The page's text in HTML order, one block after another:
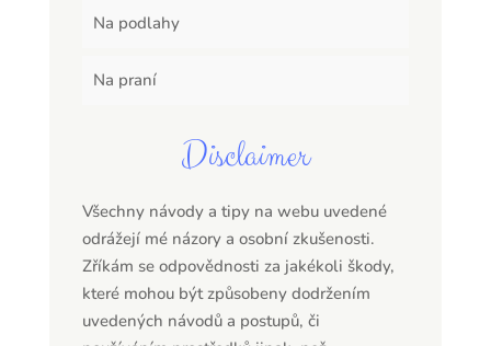
Na podlahy
Na praní
Disclaimer
Všechny návody a tipy na webu uvedené
odrážejí mé názory a osobní zkušenosti.
Zříkám se odpovědnosti za jakékoli škody,
které mohou být způsobeny dodržením
uvedených návodů a postupů, či